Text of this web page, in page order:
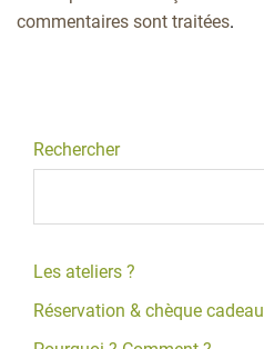
commentaires sont traitées.
Rechercher
Les ateliers ?
Réservation & chèque cadeau